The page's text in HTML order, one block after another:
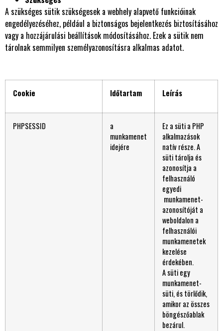
A szükséges sütik szükségesek a webhely alapvető funkcióinak
engedélyezéséhez, például a biztonságos bejelentkezés biztosításához
vagy a hozzájárulási beállítások módosításához. Ezek a sütik nem
tárolnak semmilyen személyazonosításra alkalmas adatot.
Cookie Időtartam Leírás
PHPSESSID
a
munkamenet
idejére
Ez a süti a PHP
alkalmazások
natív része. A
süti tárolja és
azonosítja a
felhasználó
egyedi
munkamenet-
azonosítóját a
weboldalon a
felhasználói
munkamenetek
kezelése
érdekében.
A süti egy
munkamenet-
süti, és törlődik,
amikor az összes
böngészőablak
bezárul.